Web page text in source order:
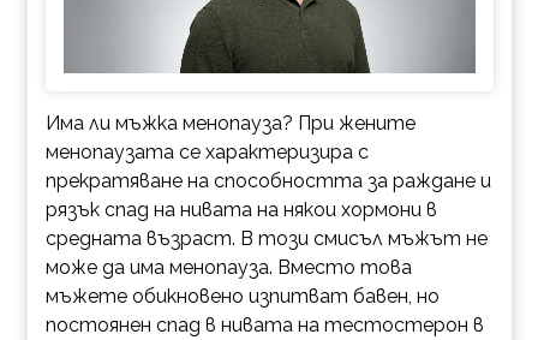
Има ли мъжка менопауза? При жените
менопаузата се характеризира с
прекратяване на способността за раждане и
рязък спад на нивата на някои хормони в
средната възраст. В този смисъл мъжът не
може да има менопауза. Вместо това
мъжете обикновено изпитват бавен, но
постоянен спад в нивата на тестостерон в